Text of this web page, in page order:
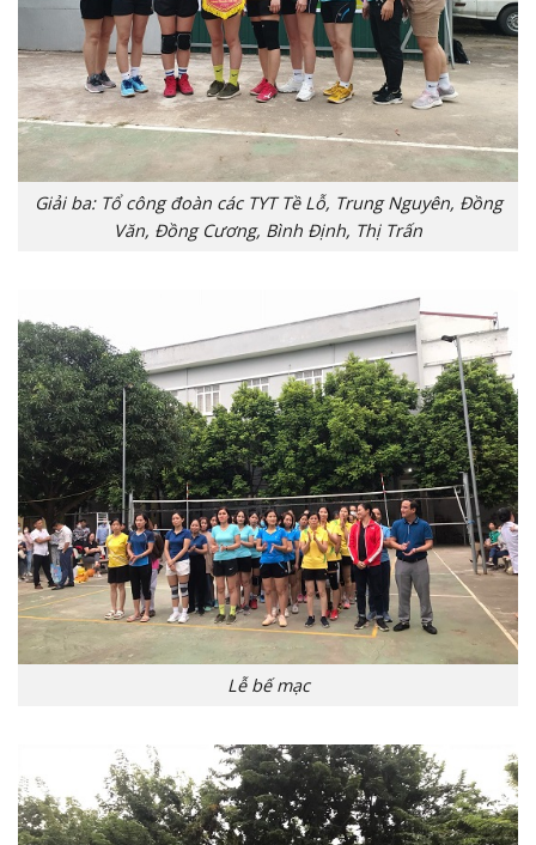
Giải ba: Tổ công đoàn các TYT Tề Lỗ, Trung Nguyên, Đồng
Văn, Đồng Cương, Bình Định, Thị Trấn
Lễ bế mạc